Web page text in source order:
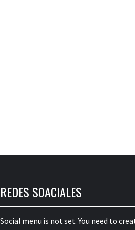
REDES SOACIALES
Social menu is not set. You need to